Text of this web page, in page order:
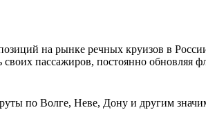
на рынке речных круизов в
пассажиров, постоянно обновляя
по Волге, Неве, Дону и другим